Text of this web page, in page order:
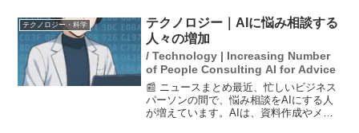
への影響を監視・緩和する責任...
テクノロジー・科学
テクノロジー｜AIに悩み相談する
人々の増加
/ Technology | Increasing Number
of People Consulting AI for Advice
📰 ニュースまとめ最近、忙しいビジネス
パーソンの間で、悩み相談をAIにする人
が増えています。AIは、資料作成やメー